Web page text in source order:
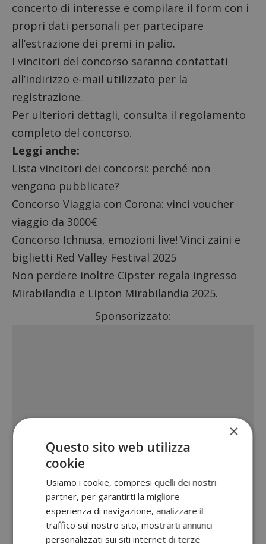
concerto di interesse e compilare il form con i
propri dati personali per partecipare
all’estrazione dei premi in palio.
I vincitori del concorso saranno contattati
all’indirizzo e-mail utilizzato per la
registrazione.
Per ulteriori dettagli, consulta il regolamento
completo del concorso.
Leggi anche:
Lista vincitori dei concorsi: perché non
vengono pubblicate?
Concorso Viaggia con Corona: vinci voucher
viaggio da 3000€
Concorso Ichnusa, emozioni live! Vinci zaini e
biglietti Red Valley Festival 2025
Non perdere inoltre Cipster regala ingresso
Mirabilandia e Lipton Mirabilandia 2025.
Sponsorizzato:
×
Questo sito web utilizza
cookie
Usiamo i cookie, compresi quelli dei nostri
partner, per garantirti la migliore
esperienza di navigazione, analizzare il
traffico sul nostro sito, mostrarti annunci
personalizzati sui siti internet di terze